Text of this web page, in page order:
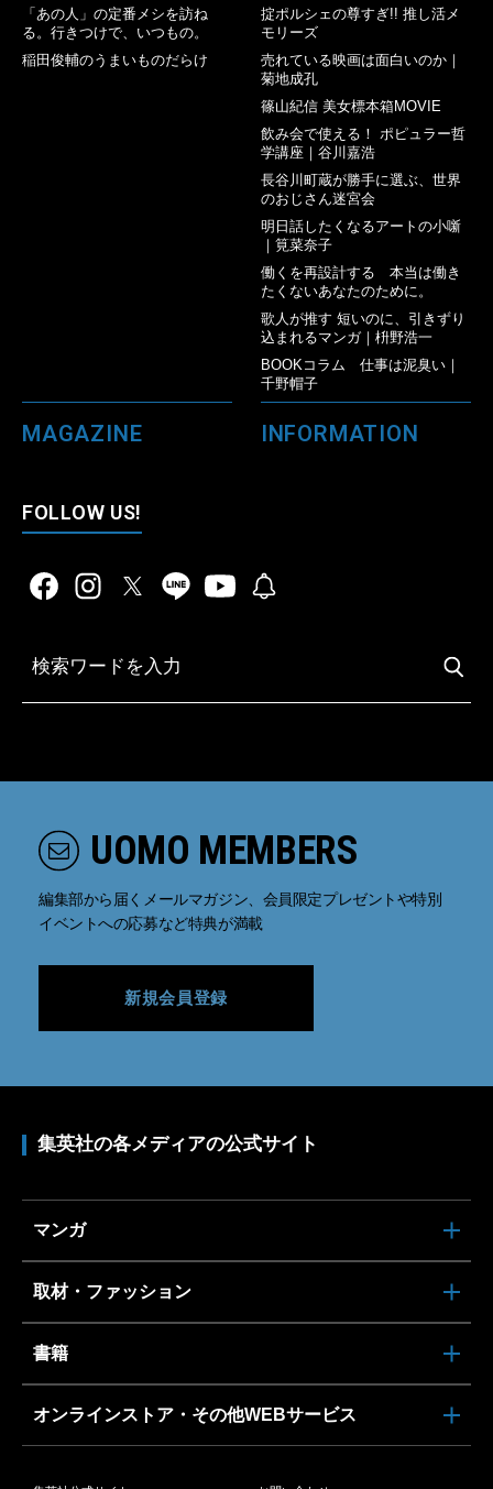
「あの人」の定番メシを訪ね
る。行きつけで、いつもの。
稲田俊輔のうまいものだらけ
掟ポルシェの尊すぎ!! 推し活メ
モリーズ
売れている映画は面白いのか｜
菊地成孔
篠山紀信 美女標本箱MOVIE
飲み会で使える！ ポピュラー哲
学講座｜谷川嘉浩
長谷川町蔵が勝手に選ぶ、世界
のおじさん迷宮会
明日話したくなるアートの小噺
｜筧菜奈子
働くを再設計する 本当は働き
たくないあなたのために。
歌人が推す 短いのに、引きずり
込まれるマンガ｜枡野浩一
BOOKコラム 仕事は泥臭い｜
千野帽子
MAGAZINE INFORMATION
FOLLOW US!
UOMO MEMBERS
編集部から届くメールマガジン、会員限定プレゼントや特別
イベントへの応募など特典が満載
新規会員登録
集英社の各メディアの公式サイト
マンガ
取材・ファッション
書籍
オンラインストア・その他WEBサービス